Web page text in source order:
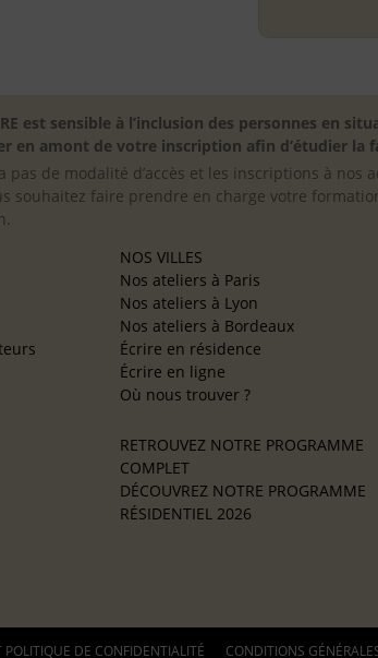
est sensible à l’inclusion des personnes en
en amont de votre inscription afin d’étudier
pas de modalité d’accès et les inscriptions à
souhaitez faire prendre en charge votre
NOS VILLES
Nos ateliers à Paris
Nos ateliers à Lyon
Nos ateliers à Bordeaux
Écrire en résidence
Écrire en ligne
Où nous trouver ?
RETROUVEZ NOTRE PROGRAMME
COMPLET
DÉCOUVREZ NOTRE PROGRAMME
RÉSIDENTIEL 2026
DE CONFIDENTIALITÉ CONDITIONS